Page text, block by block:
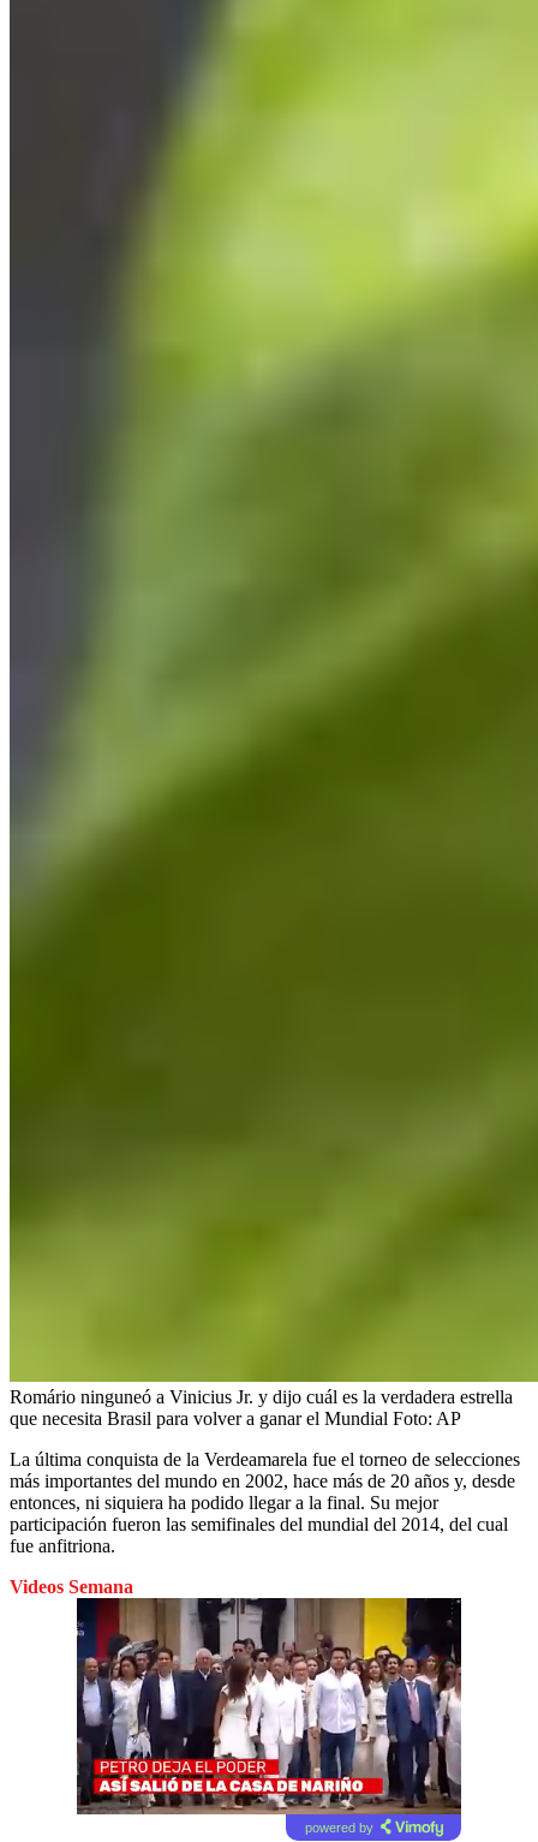
Romário ninguneó a Vinicius Jr. y dijo cuál es la verdadera estrella
que necesita Brasil para volver a ganar el Mundial Foto: AP
La última conquista de la Verdeamarela fue el torneo de selecciones
más importantes del mundo en 2002, hace más de 20 años y, desde
entonces, ni siquiera ha podido llegar a la final. Su mejor
participación fueron las semifinales del mundial del 2014, del cual
fue anfitriona.
Videos Semana
powered by